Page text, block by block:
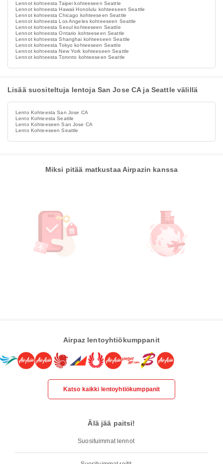
Lennot kohteesta Taipei kohteeseen Seattle
Lennot kohteesta Hawaii Honolulu kohteeseen Seattle
Lennot kohteesta Chicago kohteeseen Seattle
Lennot kohteesta Los Angeles kohteeseen Seattle
Lennot kohteesta Seoul kohteeseen Seattle
Lennot kohteesta Ontario kohteeseen Seattle
Lennot kohteesta Shanghai kohteeseen Seattle
Lennot kohteesta Tokyo kohteeseen Seattle
Lennot kohteesta New York kohteeseen Seattle
Lennot kohteesta Toronto kohteeseen Seattle
Lisää suositeltuja lentoja San Jose CA ja Seattle välillä
Lento Kohteesta San Jose CA
Lento Kohteesta Seattle
Lento Kohteeseen San Jose CA
Lento Kohteeseen Seattle
Miksi pitää matkustaa Airpazin kanssa
Airpaz lentoyhtiökumppanit
Katso kaikki lentoyhtiökumppanit
Älä jää paitsi!
Suosituimmat lennot